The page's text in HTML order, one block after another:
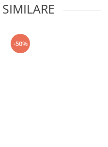
-50%